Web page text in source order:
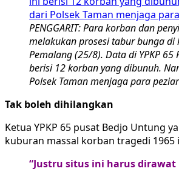
PENGGARIT: Para korban dan
melakukan prosesi tabur bunga di
Pemalang (25/8). Data di YPKP
berisi 12 korban yang dibunuh.
Polsek Taman menjaga para
Tak boleh dihilangkan
Ketua YPKP 65 pusat Bedjo Untung
kuburan massal korban tragedi
“Justru situs ini harus